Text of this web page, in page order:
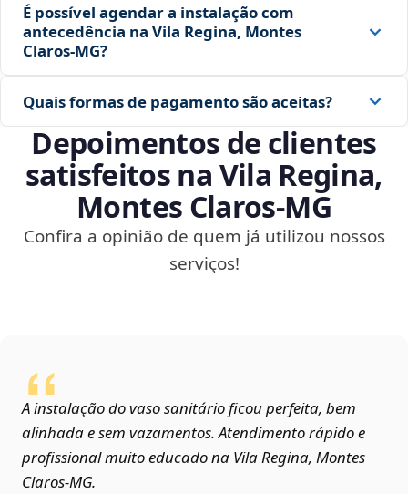
É possível agendar a instalação com
antecedência na Vila Regina, Montes
Claros‑MG?
Quais formas de pagamento são aceitas?
Depoimentos de clientes
satisfeitos na Vila Regina,
Montes Claros‑MG
Confira a opinião de quem já utilizou nossos
serviços!
A instalação do vaso sanitário ficou perfeita, bem
alinhada e sem vazamentos. Atendimento rápido e
profissional muito educado na Vila Regina, Montes
Claros‑MG.